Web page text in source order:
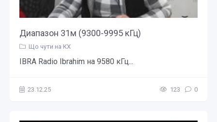
Диапазон 31м (9300-9995 кГц)
Що чути на КХ
IBRA Radio Ibrahim на 9580 кГц...
23.12.25 123 0